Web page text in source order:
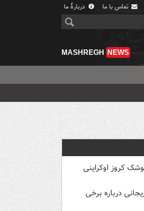
تماس با ما دربارهٔ ما
MASHREGH NEWS
کروز اوکراینی
درباره برخی